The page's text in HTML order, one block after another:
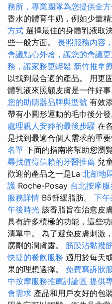
務所，專業團隊為您提供全
香水的體育牛奶，例如少量精
方式 選擇最佳的身體乳液取
些一般方面。 長照服務內容
會議點心外燴，讓您的會議
務，讓家務更輕鬆 新竹推拿
以找到最合適的產品。 用更
體乳液來照顧皮膚是一件好事
您的助聽器品牌與型號 有效
帶有小圓形運動的毛巾後分發
處理親人安葬的最後步驟 在
是找到最適合個人需求的重要
名單 下面的指南將幫助您瀏
尋找值得信賴的牙醫推薦 兒
歡迎的產品之一是La 北部地
護 Roche-Posay 台北按摩服
服務詳情 B5舒緩脂肪。 下午
午後時光 該香脂旨在治愈皮
具有許多積極的功能，這些
清單中。 為了避免皮膚刺激
腐劑的潤膚露。 筋膜沾黏撥
快捷的餐飲服務 適用於每天
果的理想選擇。 免費寫訴狀
中按摩服務推薦討論區 提供
會需求 產品和用戶友好的包